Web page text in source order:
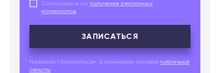
Соглашаюсь на получение рекламных
материалов
ЗАПИСАТЬСЯ
Нажимая «Записаться», я принимаю условия публичной
оферты